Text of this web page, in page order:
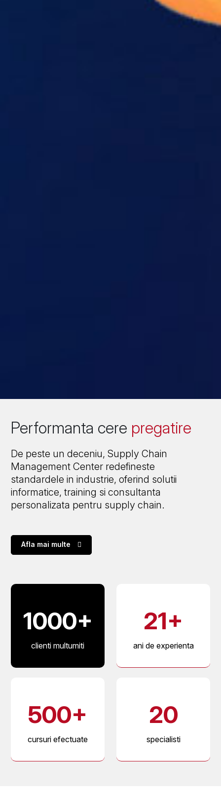
Performanta cere pregatire
De peste un deceniu, Supply Chain
Management Center redefineste
standardele in industrie, oferind solutii
informatice, training si consultanta
personalizata pentru supply chain.
Afla mai multe
1000+
clienti multumiti
domenii de
activitate
21+
ani de experienta
de lucru
500+
cursuri efectuate
20
specialisti